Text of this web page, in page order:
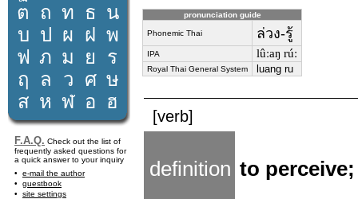
ต ถ ท ธ น
บ ป ผ ฝ พ
ฟ ภ ม ย
ร
ฤ
ล ว ศ ษ
ส ห ฬ อ ฮ
F.A.Q. Check out the list of
frequently asked questions for
a quick answer to your inquiry
e-mail the author
guestbook
site settings
pronunciation guide
Phonemic Thai ล่วง-รู้
IPA lûːaŋ rúː
Royal Thai General System luang ru
[verb]
definition to